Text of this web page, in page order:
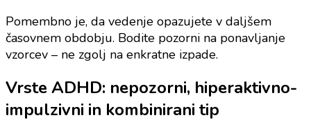
Pomembno je, da vedenje opazujete v daljšem
časovnem obdobju. Bodite pozorni na ponavljanje
vzorcev – ne zgolj na enkratne izpade.
Vrste ADHD: nepozorni, hiperaktivno-
impulzivni in kombinirani tip